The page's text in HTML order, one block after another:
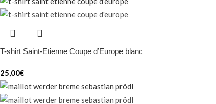
T-shirt Saint-Etienne Coupe d’Europe blanc
25,00€